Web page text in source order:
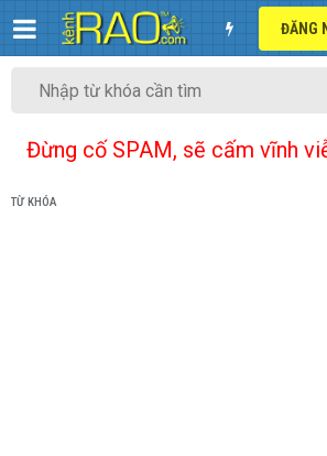
Đừng cố SPAM, sẽ cấm vĩnh
TỪ KHÓA